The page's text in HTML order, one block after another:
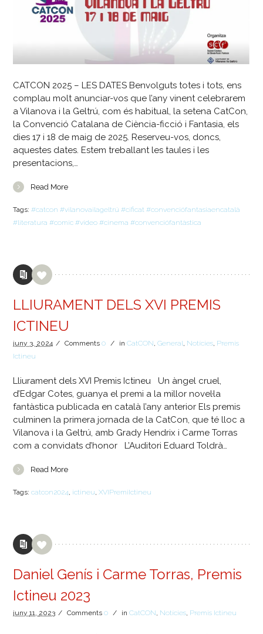
CATCON 2025 – LES DATES Benvolguts totes i tots, ens
complau molt anunciar-vos que l’any vinent celebrarem
a Vilanova i la Geltrú, com és habitual, la setena CatCon,
la Convenció Catalana de Ciència-ficció i Fantasia, els
dies 17 i 18 de maig de 2025. Reserveu-vos, doncs,
aquestes dates. Estem treballant les taules i les
presentacions,…
Read More
Tags:#catcon #vilanovailageltrú #cificat #convenciófantasiaencatalà
#literatura #comic #video #cinema #convenciófantàstica
LLIURAMENT DELS XVI PREMIS
ICTINEU
juny 3, 2024 / Comments0 / inCatCON,General, Notícies, Premis
Ictineu
Lliurament dels XVI Premis Ictineu Un àngel cruel,
d’Edgar Cotes, guanya el premi a la millor novel·la
fantàstica publicada en català l’any anterior Els premis
culminen la primera jornada de la CatCon, que té lloc a
Vilanova i la Geltrú, amb Grady Hendrix i Carme Torras
com a convidats d’honor L’Auditori Eduard Toldrà…
Read More
Tags:catcon2024, ictineu,XVIPremiIctineu
Daniel Genís i Carme Torras, Premis
Ictineu 2023
juny11, 2023 / Comments0 / inCatCON, Notícies, Premis Ictineu